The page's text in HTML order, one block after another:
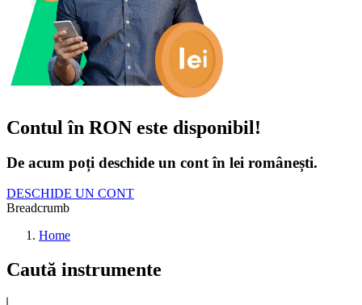
Contul în RON este disponibil!
De acum poți deschide un cont în lei românești.
DESCHIDE UN CONT
Breadcrumb
Home
Caută instrumente